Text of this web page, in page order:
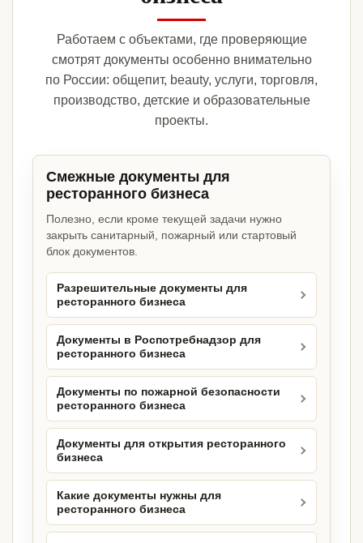
Работаем с объектами, где проверяющие
смотрят документы особенно внимательно
по России: общепит, beauty, услуги, торговля,
производство, детские и образовательные
проекты.
Смежные документы для
ресторанного бизнеса
Полезно, если кроме текущей задачи нужно
закрыть санитарный, пожарный или стартовый
блок документов.
Разрешительные документы для
ресторанного бизнеса
Документы в Роспотребнадзор для
ресторанного бизнеса
Документы по пожарной безопасности
ресторанного бизнеса
Документы для открытия ресторанного
бизнеса
Какие документы нужны для
ресторанного бизнеса